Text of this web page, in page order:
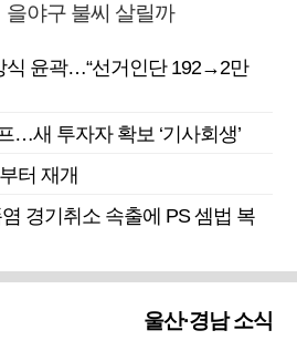
을야구 불씨 살릴까
식 윤곽…“선거인단 192→2만
…새 투자자 확보 ‘기사회생’
터 재개
경기취소 속출에 PS 셈법 복
울산·경남 소식